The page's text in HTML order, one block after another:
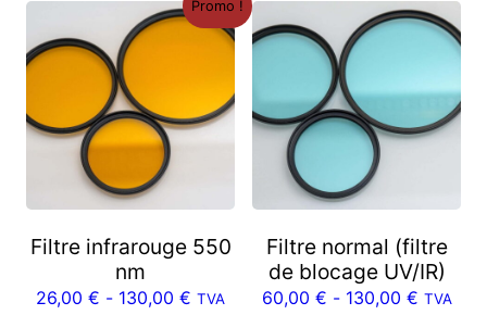
Promo !
Filtre infrarouge 550
nm
26,00 € - 130,00 € TVA
Filtre normal (filtre
de blocage UV/IR)
60,00 € - 130,00 € TVA